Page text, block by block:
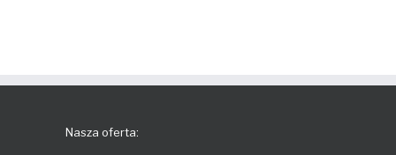
Nasza oferta: